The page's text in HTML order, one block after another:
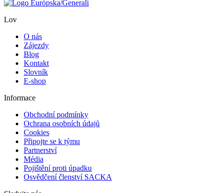
Lov
O nás
Zájezdy
Blog
Kontakt
Slovník
E-shop
Informace
Obchodní podmínky
Ochrana osobních údajů
Cookies
Připojte se k týmu
Partnerství
Média
Pojištění proti úpadku
Osvědčení členství SACKA